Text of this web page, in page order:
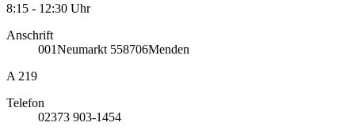
8:15 - 12:30 Uhr
Anschrift
001Neumarkt 558706Menden
A 219
Telefon
02373 903-1454